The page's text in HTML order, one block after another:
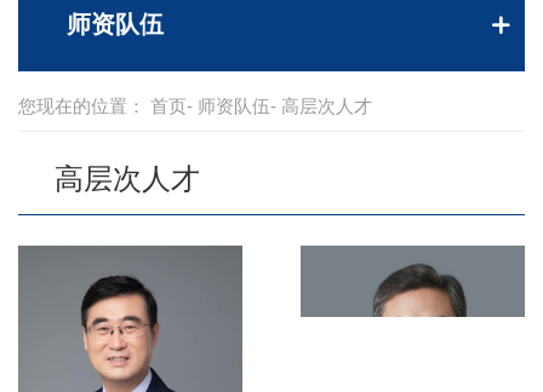
师资队伍
您现在的位置： 首页- 师资队伍- 高层次人才
高层次人才